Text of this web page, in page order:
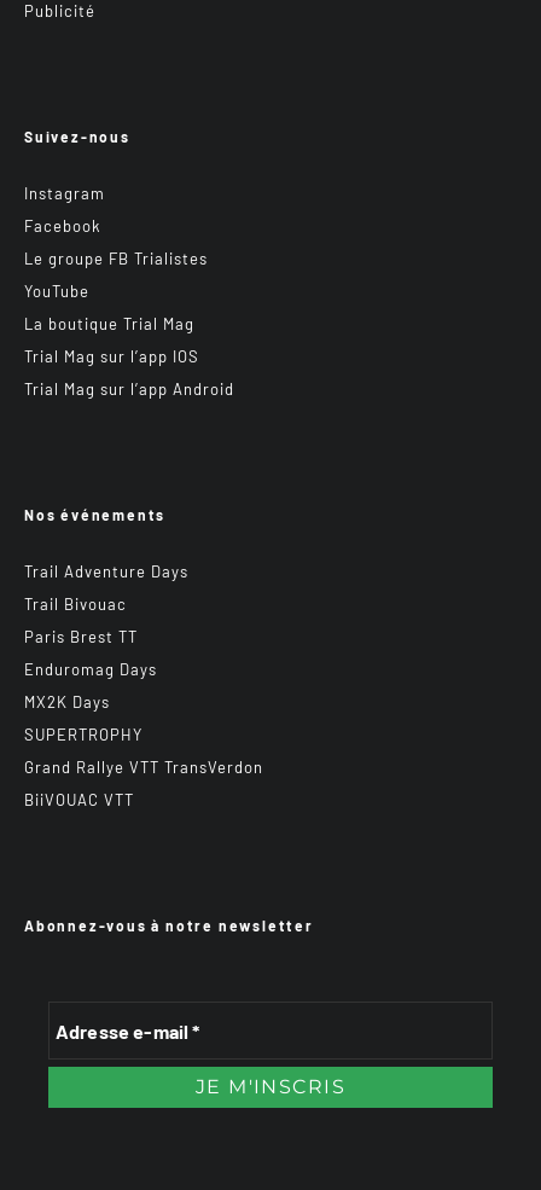
Publicité
Suivez-nous
Instagram
Facebook
Le groupe FB Trialistes
YouTube
La boutique Trial Mag
Trial Mag sur l’app IOS
Trial Mag sur l’app Android
Nos événements
Trail Adventure Days
Trail Bivouac
Paris Brest TT
Enduromag Days
MX2K Days
SUPERTROPHY
Grand Rallye VTT TransVerdon
BiiVOUAC VTT
Abonnez-vous à notre newsletter